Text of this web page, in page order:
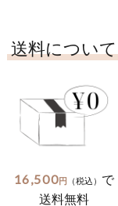
送料について
16,500円 （税込） で
送料無料